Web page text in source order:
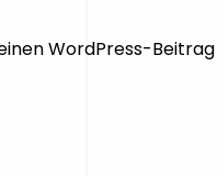
WordPress-